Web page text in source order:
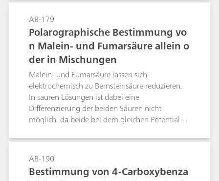
AB-179
Polarographische Bestimmung vo
n Malein- und Fumarsäure allein o
der in Mischungen
Malein- und Fumarsäure lassen sich
elektrochemisch zu Bernsteinsäure reduzieren.
In sauren Lösungen ist dabei eine
Differenzierung der beiden Säuren nicht
möglich, da beide bei dem gleichen Potential
bei pH = 7.8 ... 8.0 gut möglich, da sich
Fumarsäure bei niedriger
Protonenkonzentration (infolge cis-trans-
Isomerie) schwerer reduzieren lässt als
AB-190
Bestimmung von 4-Carboxybenza